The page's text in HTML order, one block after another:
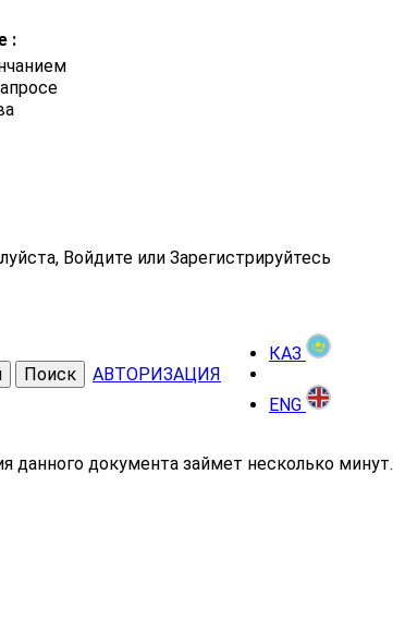
:
Войдите или Зарегистрируйтесь
Поиск АВТОРИЗАЦИЯ
КАЗ
ENG
данного документа займет несколько минут.